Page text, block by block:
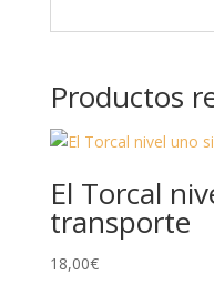
Productos
El Torcal
transporte
18,00€